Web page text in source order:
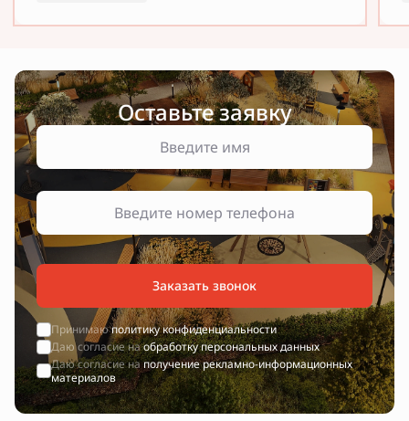
Оставьте заявку
Заказать звонок
Принимаюполитику конфиденциальности
Даю согласие наобработку персональных данных
Даю согласие наполучение рекламно-информационных
материалов